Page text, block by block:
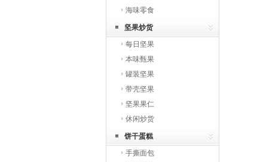
海味零食
坚果炒货
每日坚果
本味甄果
罐装坚果
带壳坚果
坚果果仁
休闲炒货
饼干蛋糕
手撕面包